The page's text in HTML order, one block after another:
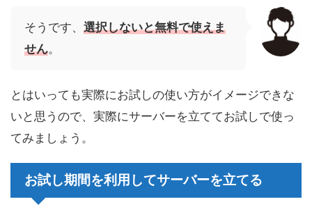
そうです、 選択しないと無料で使えま
せん。
とはいっても実際にお試しの使い方がイメージできな
いと思うので、実際にサーバーを立ててお試しで使っ
てみましょう。
お試し期間を利用してサーバーを立てる